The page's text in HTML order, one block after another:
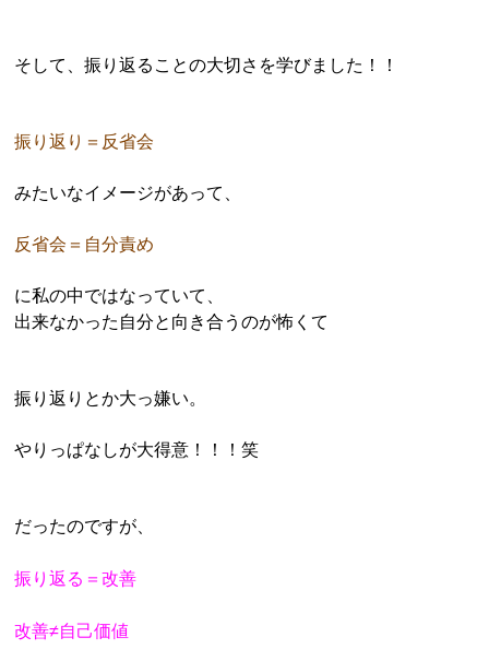
そして、振り返ることの大切さを学びました！！
振り返り＝反省会
みたいなイメージがあって、
反省会＝自分責め
に私の中ではなっていて、
出来なかった自分と向き合うのが怖くて
振り返りとか大っ嫌い。
やりっぱなしが大得意！！！笑
だったのですが、
振り返る＝改善
改善≠自己価値